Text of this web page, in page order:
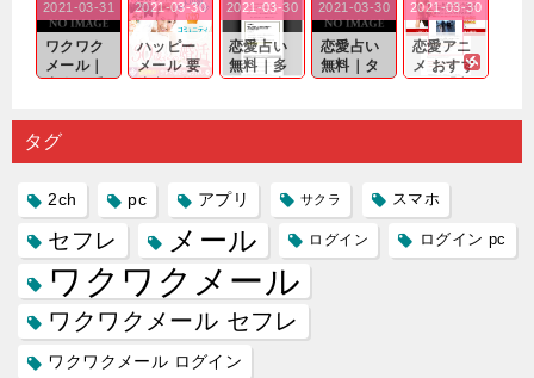
｜心の底
から真
剣...
問わ
ず…。
れる相手
探しをし
たいと...
出会いの
チャンス
が訪れ...
確実なも
のであっ
ても…...
ワクワク
メール｜
り会った
人に軽...
2021-03-31
ハッピー
メール 要
するので
2021-03-30
恋愛占い
無料｜多
プリの内
2021-03-30
恋愛占い
無料｜タ
る人に恋
2021-03-30
恋愛アニ
メ おすす
雑で素人
2021-03-30
タグ
2ch pc アプリ サクラ スマホ
セフレ メール ログイン ログイン pc
ワクワクメール
ワクワクメール セフレ
ワクワクメール ログイン